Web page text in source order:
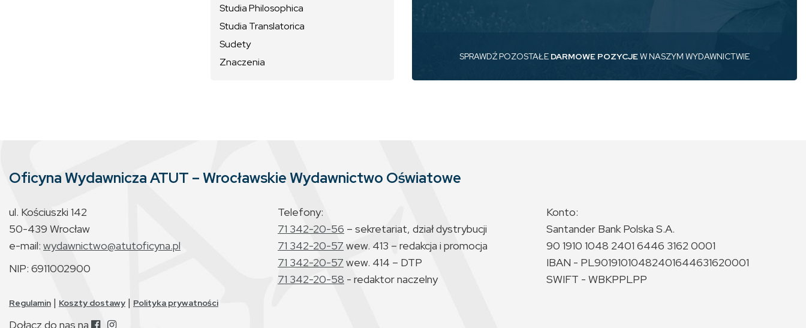
Studia Philosophica
Studia Translatorica
Sudety
Znaczenia
SPRAWDŹ POZOSTAŁE DARMOWE POZYCJEW NASZYM WYDAWNICTWIE
Oficyna Wydawnicza ATUT – Wrocławskie Wydawnictwo Oświatowe
ul. Kościuszki 142
50-439 Wrocław
e-mail: wydawnictwo@atutoficyna.pl
NIP: 6911002900
Telefony:
71 342-20-56 – sekretariat, dział dystrybucji
71 342-20-57 wew. 413 – redakcja i promocja
71 342-20-57 wew. 414 – DTP
71 342-20-58 - redaktor naczelny
Konto:
Santander Bank Polska S.A.
90 1910 1048 2401 6446 3162 0001
IBAN - PL90191010482401644631620001
SWIFT - WBKPPLPP
Regulamin | Koszty dostawy | Polityka prywatności
Dołącz do nas na